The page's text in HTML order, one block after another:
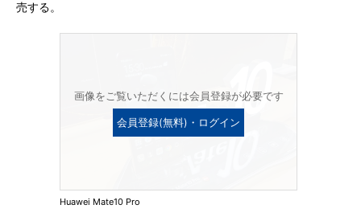
売する。
画像をご覧いただくには会員登録が必要です
会員登録(無料)・ログイン
Huawei Mate10 Pro